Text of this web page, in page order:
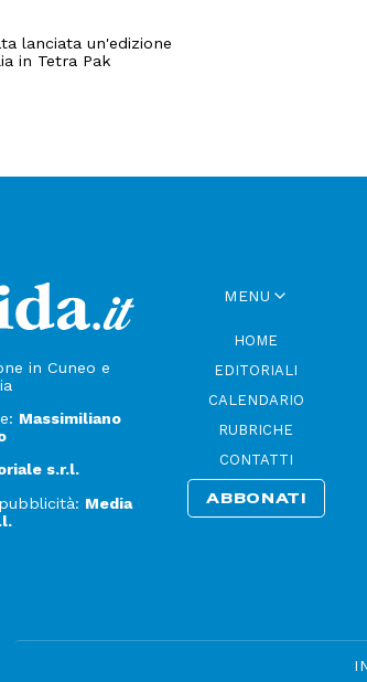
lanciata un'edizione
in Tetra Pak
in Cuneo e
Massimiliano
s.r.l.
Media
MENU
HOME
EDITORIALI
CALENDARIO
RUBRICHE
CONTATTI
ABBONATI